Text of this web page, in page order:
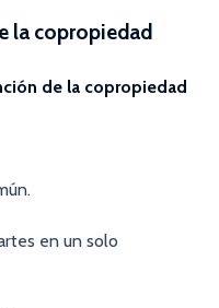
la copropiedad
de la copropiedad
en un solo